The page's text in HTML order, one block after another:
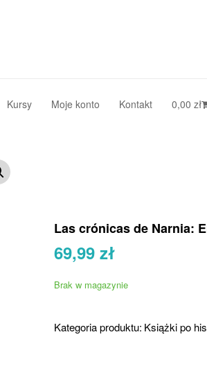
Kursy Moje konto Kontakt 0,00 zł
Las crónicas de Narnia:
69,99 zł
Brak w magazynie
Kategoria produktu: Książki po